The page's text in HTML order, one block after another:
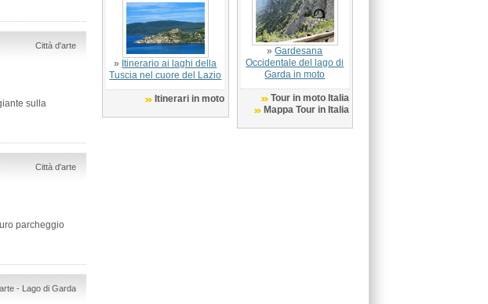
Città d'arte
sulla
Città d'arte
parcheggio
- Lago di Garda
» Itinerario ai laghi della
Tuscia nel cuore del Lazio
Itinerari in moto
»Gardesana
Occidentale del lago di
Garda in moto
Tour in moto Italia
Mappa Tour in Italia